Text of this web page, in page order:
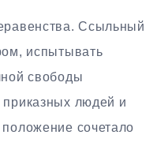
Ссыльный
испытывать
свободы
людей и
сочетало